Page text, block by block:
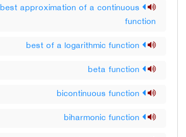
best approximation of a continuous
function